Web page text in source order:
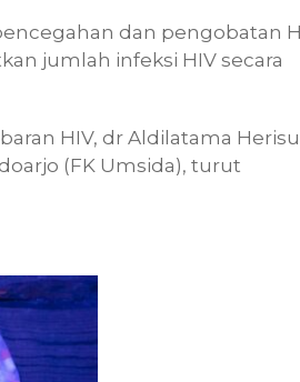
dan pengobatan
jumlah infeksi HIV secara
HIV, dr Aldilatama
(FK Umsida), turut